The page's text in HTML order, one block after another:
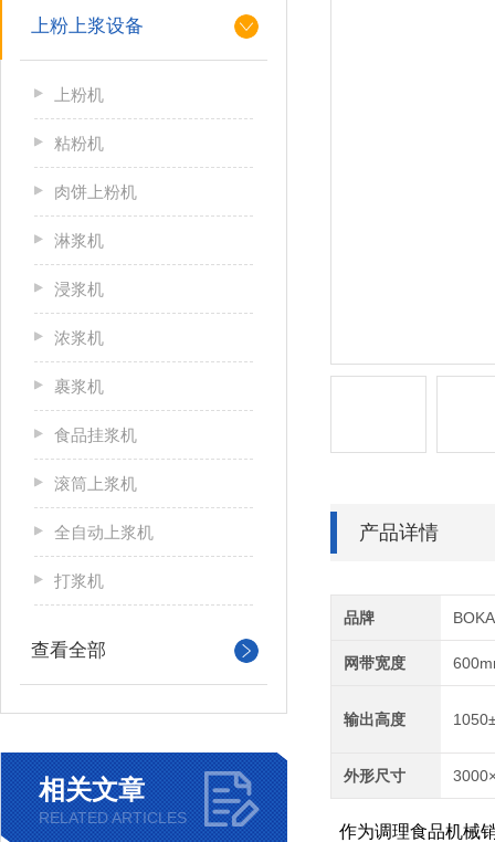
上粉上浆设备
上粉机
粘粉机
肉饼上粉机
淋浆机
浸浆机
浓浆机
裹浆机
食品挂浆机
滚筒上浆机
全自动上浆机
打浆机
查看全部
相关文章
RELATED ARTICLES
产品详情
品牌
网带宽度
输出高度
外形尺寸
作为调理食品机械